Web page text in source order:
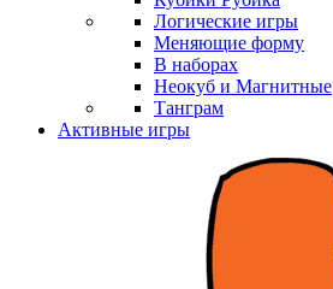
Логические игры
Меняющие форму
В наборах
Неокуб и Магнитные
Танграм
Активные игры